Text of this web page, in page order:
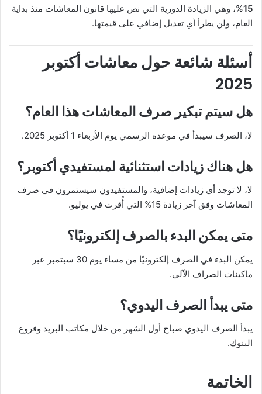
15%
، وهي الزيادة الدورية التي نص عليها قانون المعاشات منذ بداية
العام، ولن يطرأ أي تعديل إضافي على قيمتها.
أسئلة شائعة حول معاشات أكتوبر
2025
هل سيتم تبكير صرف المعاشات هذا العام؟
لا، الصرف سيبدأ في موعده الرسمي يوم الأربعاء 1 أكتوبر 2025.
هل هناك زيادات استثنائية لمستفيدي أكتوبر؟
لا، لا توجد أي زيادات إضافية، والمستفيدون سيستمرون في صرف
المعاشات وفق آخر زيادة 15% التي أُقرت في يوليو.
متى يمكن البدء بالصرف إلكترونيًا؟
يمكن البدء في الصرف إلكترونيًا من مساء يوم 30 سبتمبر عبر
ماكينات الصراف الآلي.
متى يبدأ الصرف اليدوي؟
يبدأ الصرف اليدوي صباح أول الشهر من خلال مكاتب البريد وفروع
البنوك.
الخاتمة